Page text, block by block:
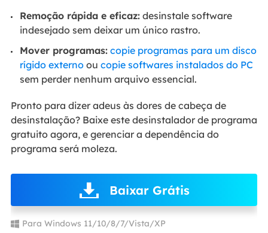
Remoção rápida e eficaz:desinstale software
indesejado sem deixar um único rastro.
Mover programas: copie programas para um disco
rígido externoou copie softwares instalados do PC
sem perder nenhum arquivo essencial.
Pronto para dizer adeus às dores de cabeça de
desinstalação? Baixe este desinstalador de programa
gratuito agora, e gerenciar a dependência do
programa será moleza.
Baixar Grátis
Para Windows 11/10/8/7/Vista/XP